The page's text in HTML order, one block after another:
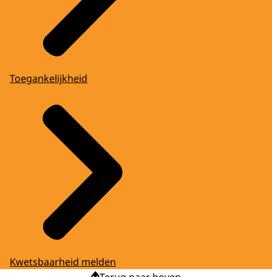
Toegankelijkheid
Kwetsbaarheid melden